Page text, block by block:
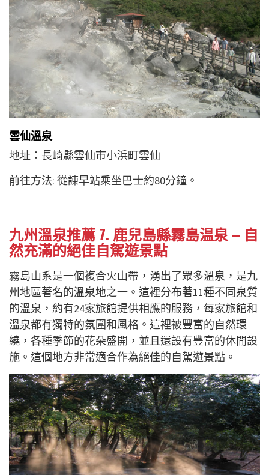
雲仙溫泉
地址：長崎縣雲仙市小浜町雲仙
前往方法: 從諌早站乘坐巴士約80分鐘。
九州溫泉推薦 7. 鹿兒島縣霧島温泉 – 自
然充滿的絕佳自駕遊景點
霧島山系是一個複合火山帶，湧出了眾多溫泉，是九
州地區著名的溫泉地之一。這裡分布著11種不同泉質
的溫泉，約有24家旅館提供相應的服務，每家旅館和
溫泉都有獨特的氛圍和風格。這裡被豐富的自然環
繞，各種季節的花朵盛開，並且還設有豐富的休閒設
施。這個地方非常適合作為絕佳的自駕遊景點。